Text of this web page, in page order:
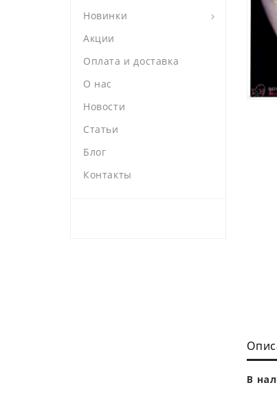
Новинки
Акции
Оплата и доставка
О нас
Новости
Статьи
Блог
Контакты
В